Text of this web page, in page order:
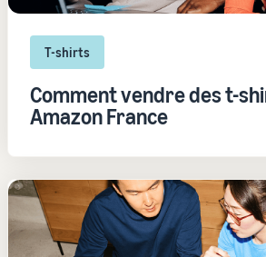
T-shirts
Comment vendre des t-
Amazon France